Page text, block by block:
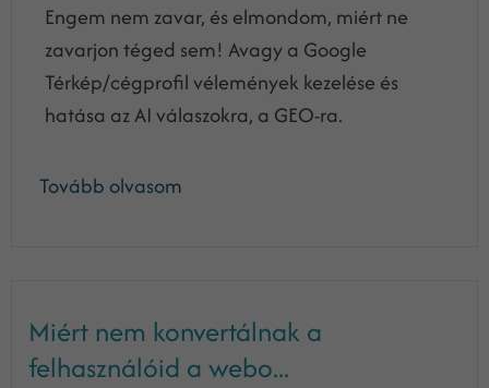
Engem nem zavar, és elmondom, miért ne
zavarjon téged sem! Avagy a Google
Térkép/cégprofil vélemények kezelése és
hatása az AI válaszokra, a GEO-ra.
Tovább olvasom
Miért nem konvertálnak a
felhasználóid a webo...